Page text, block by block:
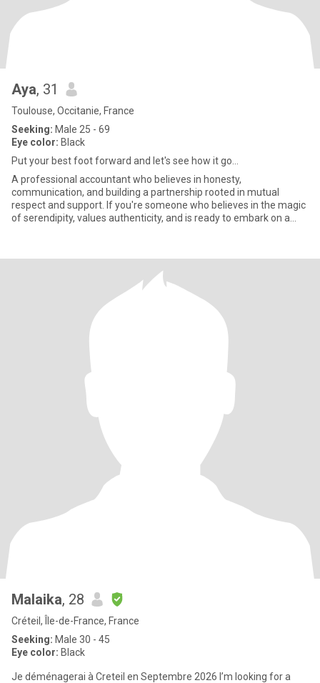
Aya, 31
Toulouse, Occitanie, France
Seeking: Male 25 - 69
Eye color: Black
Put your best foot forward and let's see how it go...
A professional accountant who believes in honesty,
communication, and building a partnership rooted in mutual
respect and support. If you're someone who believes in the magic
of serendipity, values authenticity, and is ready to embark on a
Malaika, 28
Créteil, Île-de-France, France
Seeking: Male 30 - 45
Eye color: Black
Je déménagerai à Creteil en Septembre 2026 I’m looking for a